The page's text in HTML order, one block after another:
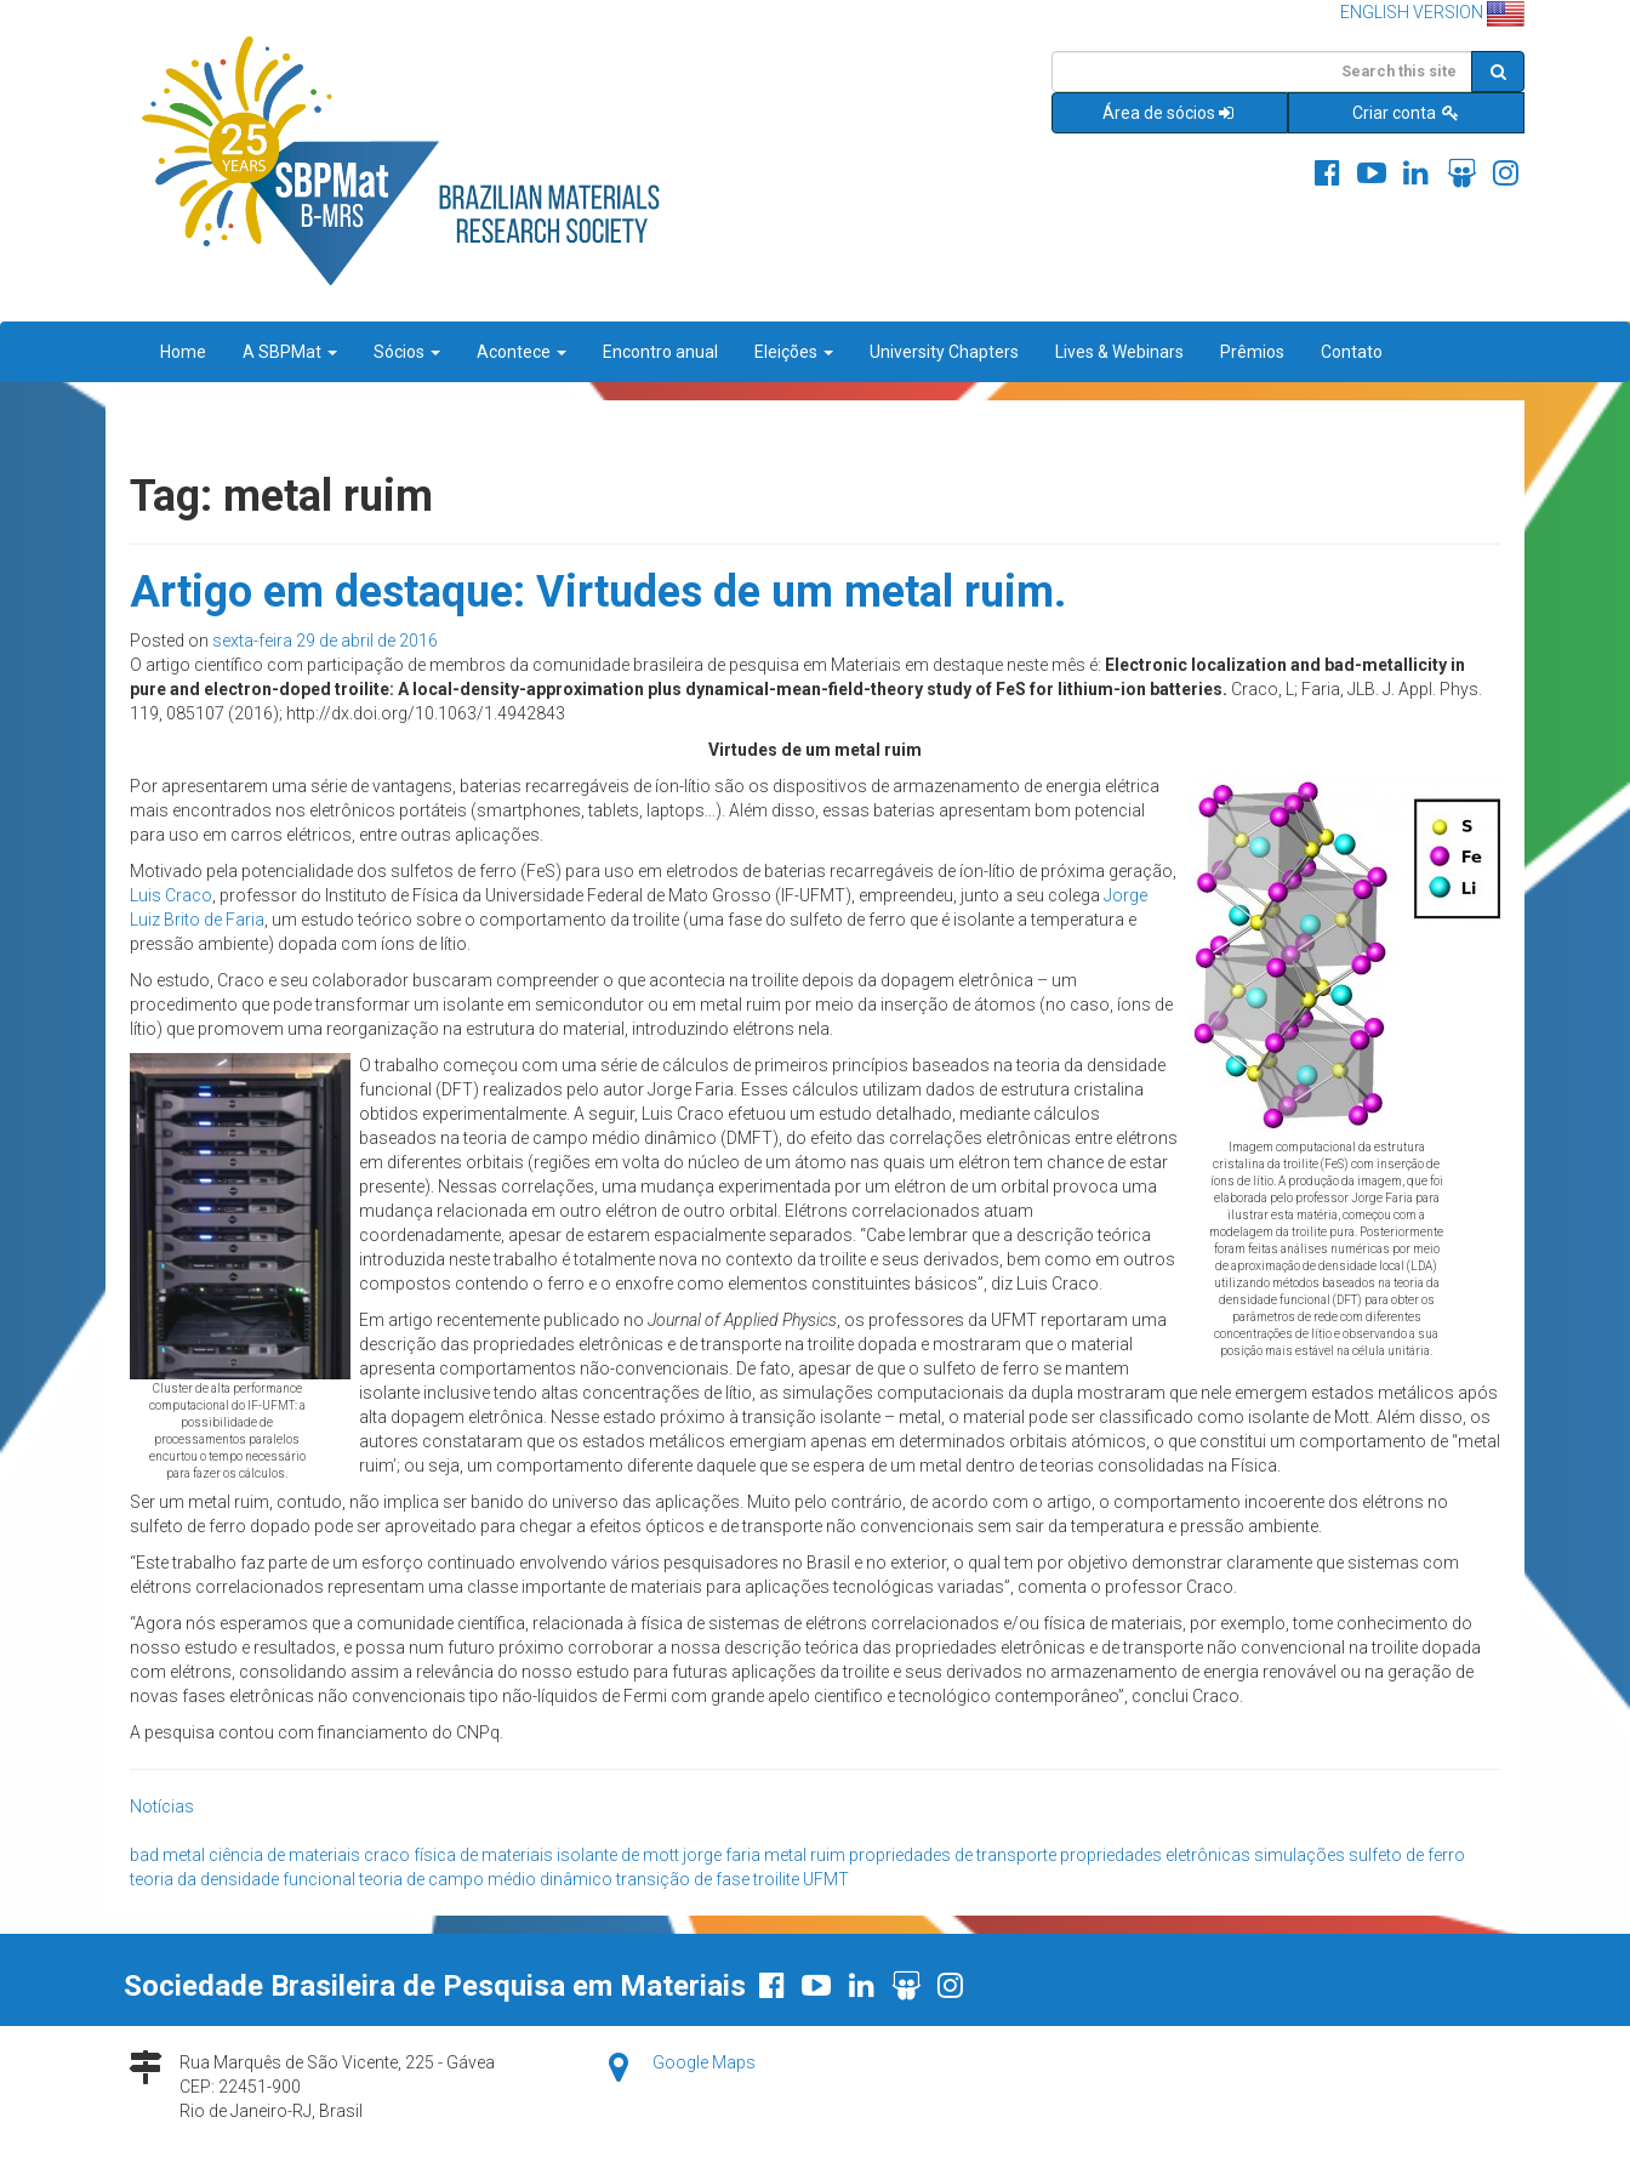
ENGLISH VERSION
Área de sócios Criar conta
Home A SBPMat Sócios Acontece Encontro anual Eleições University Chapters Lives & Webinars Prêmios Contato
Tag: metal ruim
Artigo em destaque: Virtudes de um metal ruim.
Posted on sexta-feira 29 de abril de 2016
O artigo científico com participação de membros da comunidade brasileira de pesquisa em Materiais em destaque neste mês é: Electronic localization and bad-metallicity in
pure and electron-doped troilite: A local-density-approximation plus dynamical-mean-field-theory study of FeS for lithium-ion batteries. Craco, L; Faria, JLB. J. Appl. Phys.
119, 085107 (2016); http://dx.doi.org/10.1063/1.4942843
Virtudes de um metal ruim
Imagem computacional da estrutura
cristalina da troilite (FeS) com inserção de
íons de lítio. A produção da imagem, que foi
elaborada pelo professor Jorge Faria para
ilustrar esta matéria, começou com a
modelagem da troilite pura. Posteriormente
foram feitas análises numéricas por meio
de aproximação de densidade local (LDA)
utilizando métodos baseados na teoria da
densidade funcional (DFT) para obter os
parâmetros de rede com diferentes
concentrações de lítio e observando a sua
posição mais estável na célula unitária.
Por apresentarem uma série de vantagens, baterias recarregáveis de íon-lítio são os dispositivos de armazenamento de energia elétrica
mais encontrados nos eletrônicos portáteis (smartphones, tablets, laptops…). Além disso, essas baterias apresentam bom potencial
para uso em carros elétricos, entre outras aplicações.
Motivado pela potencialidade dos sulfetos de ferro (FeS) para uso em eletrodos de baterias recarregáveis de íon-lítio de próxima geração,
Luis Craco , professor do Instituto de Física da Universidade Federal de Mato Grosso (IF-UFMT), empreendeu, junto a seu colega Jorge
Luiz Brito de Faria , um estudo teórico sobre o comportamento da troilite (uma fase do sulfeto de ferro que é isolante a temperatura e
pressão ambiente) dopada com íons de lítio.
No estudo, Craco e seu colaborador buscaram compreender o que acontecia na troilite depois da dopagem eletrônica – um
procedimento que pode transformar um isolante em semicondutor ou em metal ruim por meio da inserção de átomos (no caso, íons de
lítio) que promovem uma reorganização na estrutura do material, introduzindo elétrons nela.
Cluster de alta performance
computacional do IF-UFMT: a
possibilidade de
processamentos paralelos
encurtou o tempo necessário
para fazer os cálculos.
O trabalho começou com uma série de cálculos de primeiros princípios baseados na teoria da densidade
funcional (DFT) realizados pelo autor Jorge Faria. Esses cálculos utilizam dados de estrutura cristalina
obtidos experimentalmente. A seguir, Luis Craco efetuou um estudo detalhado, mediante cálculos
baseados na teoria de campo médio dinâmico (DMFT), do efeito das correlações eletrônicas entre elétrons
em diferentes orbitais (regiões em volta do núcleo de um átomo nas quais um elétron tem chance de estar
presente). Nessas correlações, uma mudança experimentada por um elétron de um orbital provoca uma
mudança relacionada em outro elétron de outro orbital. Elétrons correlacionados atuam
coordenadamente, apesar de estarem espacialmente separados. “Cabe lembrar que a descrição teórica
introduzida neste trabalho é totalmente nova no contexto da troilite e seus derivados, bem como em outros
compostos contendo o ferro e o enxofre como elementos constituintes básicos”, diz Luis Craco.
Em artigo recentemente publicado no Journal of Applied Physics , os professores da UFMT reportaram uma
descrição das propriedades eletrônicas e de transporte na troilite dopada e mostraram que o material
apresenta comportamentos não-convencionais. De fato, apesar de que o sulfeto de ferro se mantem
isolante inclusive tendo altas concentrações de lítio, as simulações computacionais da dupla mostraram que nele emergem estados metálicos após
alta dopagem eletrônica. Nesse estado próximo à transição isolante – metal, o material pode ser classificado como isolante de Mott. Além disso, os
autores constataram que os estados metálicos emergiam apenas em determinados orbitais atómicos, o que constitui um comportamento de “metal
ruim’; ou seja, um comportamento diferente daquele que se espera de um metal dentro de teorias consolidadas na Física.
Ser um metal ruim, contudo, não implica ser banido do universo das aplicações. Muito pelo contrário, de acordo com o artigo, o comportamento incoerente dos elétrons no
sulfeto de ferro dopado pode ser aproveitado para chegar a efeitos ópticos e de transporte não convencionais sem sair da temperatura e pressão ambiente.
“Este trabalho faz parte de um esforço continuado envolvendo vários pesquisadores no Brasil e no exterior, o qual tem por objetivo demonstrar claramente que sistemas com
elétrons correlacionados representam uma classe importante de materiais para aplicações tecnológicas variadas”, comenta o professor Craco.
“Agora nós esperamos que a comunidade científica, relacionada à física de sistemas de elétrons correlacionados e/ou física de materiais, por exemplo, tome conhecimento do
nosso estudo e resultados, e possa num futuro próximo corroborar a nossa descrição teórica das propriedades eletrônicas e de transporte não convencional na troilite dopada
com elétrons, consolidando assim a relevância do nosso estudo para futuras aplicações da troilite e seus derivados no armazenamento de energia renovável ou na geração de
novas fases eletrônicas não convencionais tipo não-líquidos de Fermi com grande apelo cientifico e tecnológico contemporâneo”, conclui Craco.
A pesquisa contou com financiamento do CNPq.
Notícias
bad metal ciência de materiais craco física de materiais isolante de mott jorge faria metal ruim propriedades de transporte propriedades eletrônicas simulações sulfeto de ferro
teoria da densidade funcional teoria de campo médio dinâmico transição de fasetroilite UFMT
Sociedade Brasileira de Pesquisa em Materiais
Rua Marquês de São Vicente, 225 - Gávea
CEP: 22451-900
Rio de Janeiro-RJ, Brasil
Google Maps